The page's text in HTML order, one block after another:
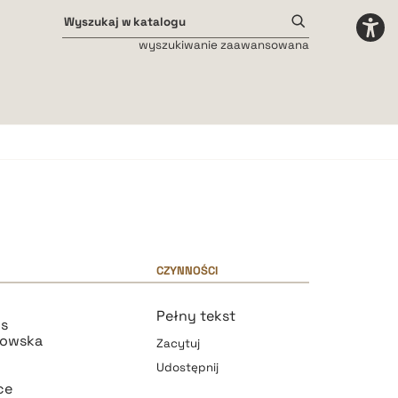
wyszukiwanie zaawansowana
CZYNNOŚCI
Pełny tekst
Zacytuj
Udostępnij